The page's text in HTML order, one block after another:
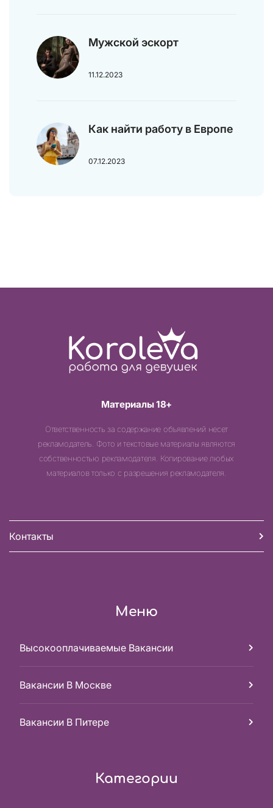
Мужской эскорт
11.12.2023
Как найти работу в Европе
07.12.2023
Материалы 18+
Ответственность за содержание объявлений несет
рекламодатель. Фото и текстовые материалы являются
собственностью рекламодателя. Копирование любых
материалов только с разрешения рекламодателя.
Контакты
Меню
Высокооплачиваемые Вакансии
Вакансии В Москве
Вакансии В Питере
Категории